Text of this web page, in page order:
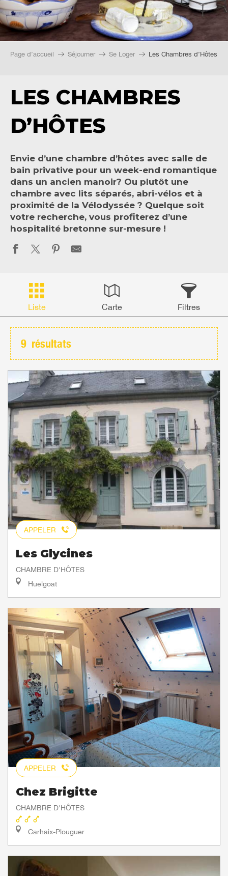
Page d’accueil Séjourner Se Loger Les Chambres d’Hôtes
LES CHAMBRES
D’HÔTES
Envie d’une chambre d’hôtes avec salle de
bain privative pour un week-end romantique
dans un ancien manoir? Ou plutôt une
chambre avec lits séparés, abri-vélos et à
proximité de la Vélodyssée ? Quelque soit
votre recherche, vous profiterez d’une
hospitalité bretonne sur-mesure !
Liste Carte Filtres
9 résultats
APPELER
Les Glycines
CHAMBRE D'HÔTES
Huelgoat
APPELER
Chez Brigitte
CHAMBRE D'HÔTES
Carhaix-Plouguer